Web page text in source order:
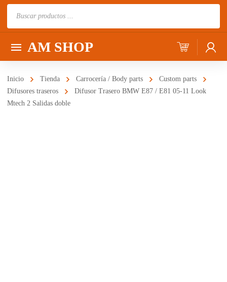
AM SHOP
Inicio Tienda Carrocería / Body parts
Custom parts
Difusores traseros
Difusor Trasero BMW E87 / E81 05-11 Look
Mtech 2 Salidas doble